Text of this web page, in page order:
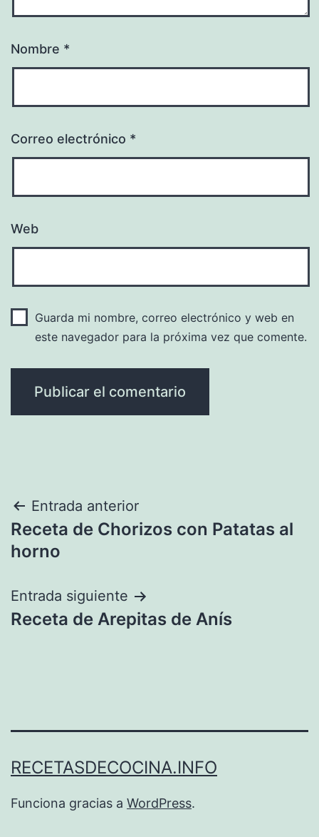
Nombre *
Correo electrónico *
Web
Guarda mi nombre, correo electrónico y web en
este navegador para la próxima vez que comente.
Navegación
de
Entrada anterior
Receta de Chorizos con Patatas al
horno
Entrada siguiente
Receta de Arepitas de Anís
RECETASDECOCINA.INFO
Funciona gracias a WordPress.